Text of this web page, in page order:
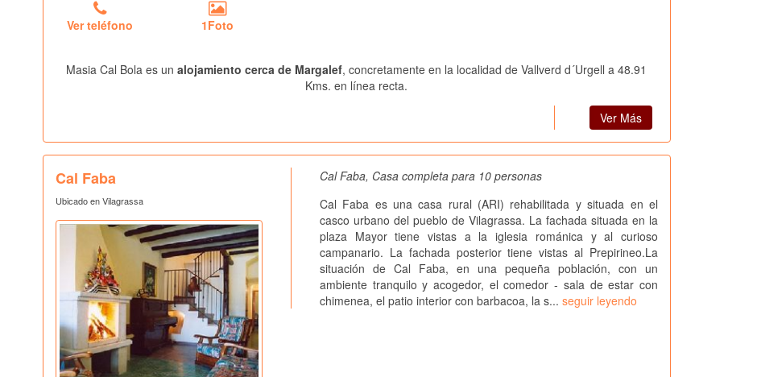
Ver teléfono 1Foto
Masia Cal Bola es unalojamiento cerca de Margalef, concretamente en la localidad de Vallverd d´Urgell a 48.91
Kms. en línea recta.
Ver Más
Cal Faba
Ubicado en Vilagrassa
Cal Faba, Casa completa para 10 personas
Cal Faba es una casa rural (ARI) rehabilitada y situada en el
casco urbano del pueblo de Vilagrassa. La fachada situada en la
plaza Mayor tiene vistas a la iglesia románica y al curioso
campanario. La fachada posterior tiene vistas al Prepirineo.La
situación de Cal Faba, en una pequeña población, con un
ambiente tranquilo y acogedor, el comedor - sala de estar con
chimenea, el patio interior con barbacoa, la s... seguir leyendo